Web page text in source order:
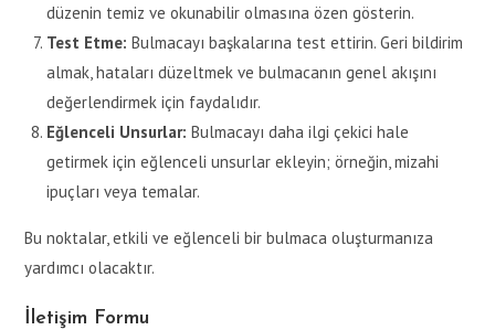
düzenin temiz ve okunabilir olmasına özen gösterin.
Test Etme: Bulmacayı başkalarına test ettirin. Geri bildirim
almak, hataları düzeltmek ve bulmacanın genel akışını
değerlendirmek için faydalıdır.
Eğlenceli Unsurlar: Bulmacayı daha ilgi çekici hale
getirmek için eğlenceli unsurlar ekleyin; örneğin, mizahi
ipuçları veya temalar.
Bu noktalar, etkili ve eğlenceli bir bulmaca oluşturmanıza
yardımcı olacaktır.
İletişim Formu